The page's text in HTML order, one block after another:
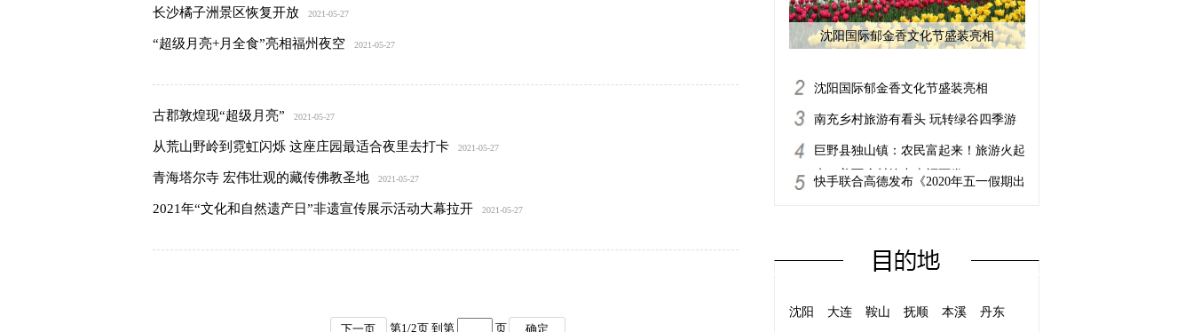
长沙橘子洲景区恢复开放 2021-05-27
“超级月亮+月全食”亮相福州夜空 2021-05-27
古郡敦煌现“超级月亮” 2021-05-27
从荒山野岭到霓虹闪烁 这座庄园最适合夜里去打卡 2021-05-27
青海塔尔寺 宏伟壮观的藏传佛教圣地 2021-05-27
2021年“文化和自然遗产日”非遗宣传展示活动大幕拉开 2021-05-27
下一页 第1/2页 到第 页 确定
沈阳国际郁金香文化节盛装亮相
沈阳国际郁金香文化节盛装亮相
南充乡村旅游有看头 玩转绿谷四季游
巨野县独山镇：农民富起来！旅游火起
来！美丽乡村绘出幸福画卷！
快手联合高德发布《2020年五一假期出
沈阳 大连 鞍山 抚顺 本溪 丹东